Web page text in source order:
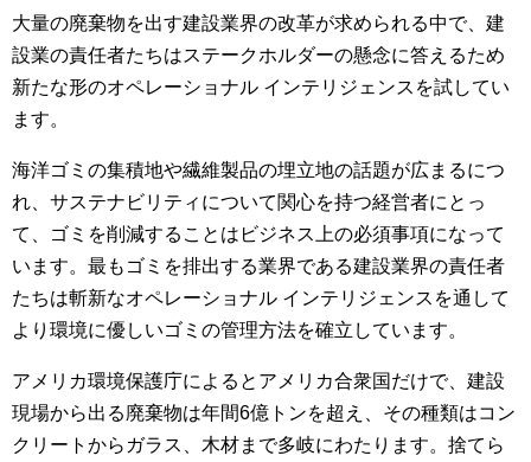
大量の廃棄物を出す建設業界の改革が求められる中で、建
設業の責任者たちはステークホルダーの懸念に答えるため
新たな形のオペレーショナル インテリジェンスを試してい
ます。
海洋ゴミの集積地や繊維製品の埋立地の話題が広まるにつ
れ、サステナビリティについて関心を持つ経営者にとっ
て、ゴミを削減することはビジネス上の必須事項になって
います。最もゴミを排出する業界である建設業界の責任者
たちは斬新なオペレーショナル インテリジェンスを通して
より環境に優しいゴミの管理方法を確立しています。
アメリカ環境保護庁によるとアメリカ合衆国だけで、建設
現場から出る廃棄物は年間6億トンを超え、その種類はコン
クリートからガラス、木材まで多岐にわたります。捨てら